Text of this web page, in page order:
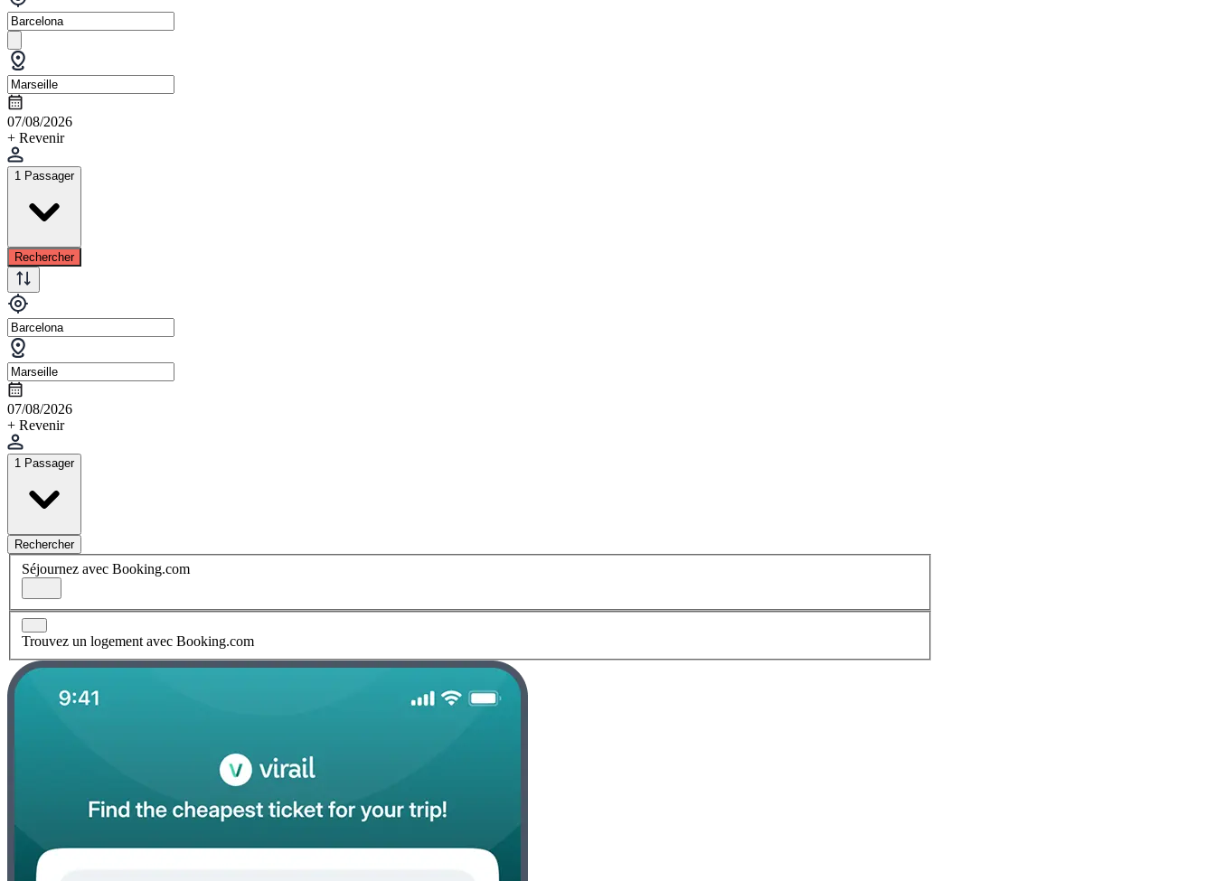
07/08/2026
+ Revenir
1 Passager
Rechercher
07/08/2026
+ Revenir
1 Passager
Rechercher
Séjournez avec Booking.com
Trouvez un logement avec Booking.com